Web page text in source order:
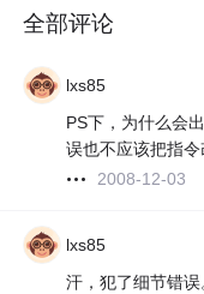
全部评论
lxs85
PS下，为什么会
误也不应该把指
2008-12-03
lxs85
汗，犯了细节错误